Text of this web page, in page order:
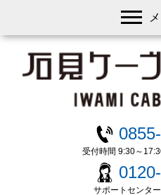
受付時間 9:30～
サポートセンタ